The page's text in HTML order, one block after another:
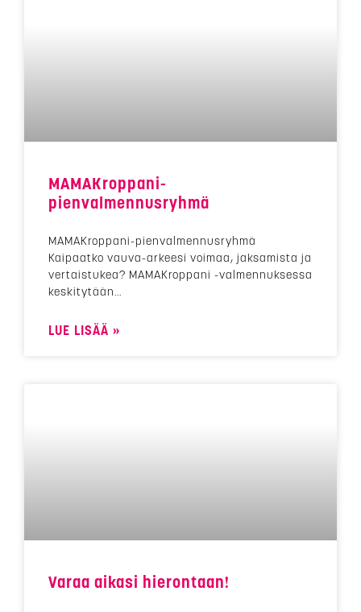
MAMAKroppani-
pienvalmennusryhmä
MAMAKroppani-pienvalmennusryhmä
Kaipaatko vauva-arkeesi voimaa, jaksamista ja
vertaistukea? MAMAKroppani -valmennuksessa
keskitytään
LUE LISÄÄ »
Varaa aikasi hierontaan!